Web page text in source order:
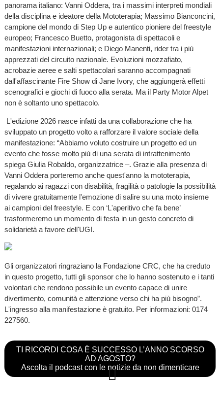
panorama italiano: Vanni Oddera, tra i massimi interpreti mondiali
della disciplina e ideatore della Mototerapia; Massimo Bianconcini,
campione del mondo di Step Up e autentico pioniere del freestyle
europeo; Francesco Buetto, protagonista di spettacoli e
manifestazioni internazionali; e Diego Manenti, rider tra i più
apprezzati del circuito nazionale. Evoluzioni mozzafiato,
acrobazie aeree e salti spettacolari saranno accompagnati
dall'affascinante Fire Show di Jane Ivory, che aggiungerà effetti
scenografici e giochi di fuoco alla serata. Ma il Party Motor Alpet
non è soltanto uno spettacolo.
L'edizione 2026 nasce infatti da una collaborazione che ha
sviluppato un progetto volto a rafforzare il valore sociale della
manifestazione: “Abbiamo voluto costruire un progetto ed un
evento che fosse molto più di una serata di intrattenimento –
spiega Giulia Robaldo, organizzatrice –. Grazie alla presenza di
Vanni Oddera porteremo anche quest'anno la mototerapia,
regalando ai ragazzi con disabilità, fragilità o patologie la possibilità
di vivere gratuitamente l'emozione di salire su una moto insieme
ai campioni del freestyle. E con ‘L'aperitivo che fa bene’
trasformeremo un momento di festa in un gesto concreto di
solidarietà a favore dell'UGI.
Gli organizzatori ringraziano la Fondazione CRC, che ha creduto
in questo progetto, tutti gli sponsor che lo hanno sostenuto e i tanti
volontari che rendono possibile un evento capace di unire
divertimento, comunità e attenzione verso chi ha più bisogno”.
L'ingresso alla manifestazione è gratuito. Per informazioni: 0174
227560.
TI RICORDI COSA È SUCCESSO L’ANNO SCORSO
AD AGOSTO?
Ascolta il podcast con le notizie da non dimenticare